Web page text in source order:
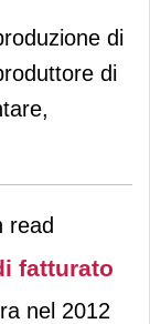
di
di
read
fatturato
nel 2012